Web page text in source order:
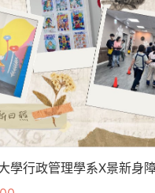
學行政管理學系X景新身